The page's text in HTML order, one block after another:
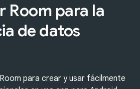
Room para la
de datos
para crear y usar fácilmente